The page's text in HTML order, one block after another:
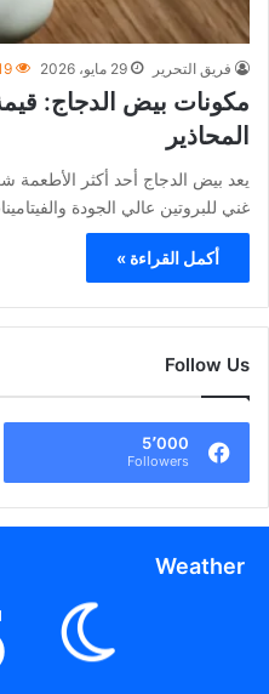
فريق التحرير 29 مايو، 2026
مكونات بيض الدجاج:
المحاذير
يعد بيض الدجاج أحد أكثر الأطعمة
غني للبروتين عالي الجودة
أكمل القراءة »
Follow Us
5٬000
Followers
Weather